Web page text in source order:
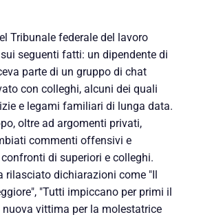
Tribunale federale del lavoro
seguenti fatti: un dipendente di
parte di un gruppo di chat
con colleghi, alcuni dei quali
e legami familiari di lunga data.
oltre ad argomenti privati,
commenti offensivi e
di superiori e colleghi.
rilasciato dichiarazioni come "Il
"Tutti impiccano per primi il
nuova vittima per la molestatrice